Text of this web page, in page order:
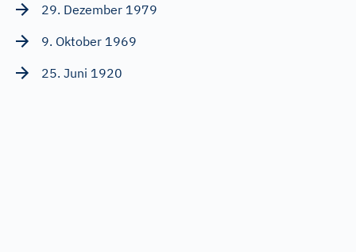
29. Dezember 1979
9. Oktober 1969
25. Juni 1920